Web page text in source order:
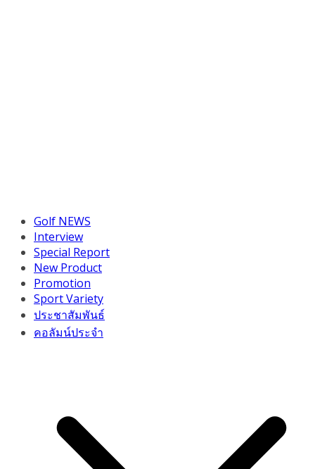
Golf NEWS
Interview
Special Report
New Product
Promotion
Sport Variety
ประชาสัมพันธ์
คอลัมน์ประจำ